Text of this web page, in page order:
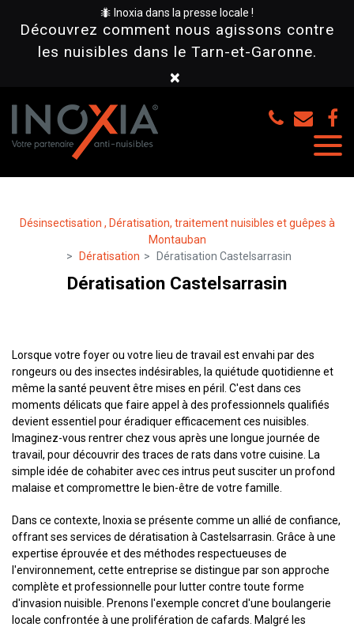
🐜 Inoxia dans la presse locale !
Découvrez comment nous agissons contre
les nuisibles dans le Tarn-et-Garonne.
×
Désinsectisation , Dératisation, traitement nuisibles et guêpes à
Montauban
Dératisation
Dératisation Castelsarrasin
Dératisation Castelsarrasin
Lorsque votre foyer ou votre lieu de travail est envahi par des
rongeurs ou des insectes indésirables, la quiétude quotidienne et
même la santé peuvent être mises en péril. C'est dans ces
moments délicats que faire appel à des professionnels qualifiés
devient essentiel pour éradiquer efficacement ces nuisibles.
Imaginez-vous rentrer chez vous après une longue journée de
travail, pour découvrir des traces de rats dans votre cuisine. La
simple idée de cohabiter avec ces intrus peut susciter un profond
malaise et compromettre le bien-être de votre famille.
Dans ce contexte, Inoxia se présente comme un allié de confiance,
offrant ses services de dératisation à Castelsarrasin. Grâce à une
expertise éprouvée et des méthodes respectueuses de
l'environnement, cette entreprise se distingue par son approche
complète et professionnelle pour lutter contre toute forme
d'invasion nuisible. Prenons l'exemple concret d'une boulangerie
locale confrontée à une prolifération de cafards. Malgré les
Panneau de gestion des cookies